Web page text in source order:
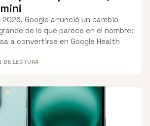
2026, Google anunció un cambio
de lo que parece en el nombre:
a convertirse en Google Health
DE LECTURA